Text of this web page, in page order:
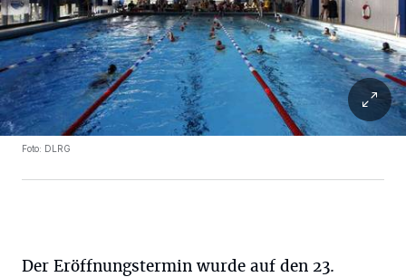
Foto: DLRG
Der Eröffnungstermin wurde auf den 23.